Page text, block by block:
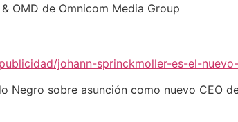
OMD de Omnicom Media Group
johann-sprinckmoller-es-el-
sobre asunción como nuevo CEO